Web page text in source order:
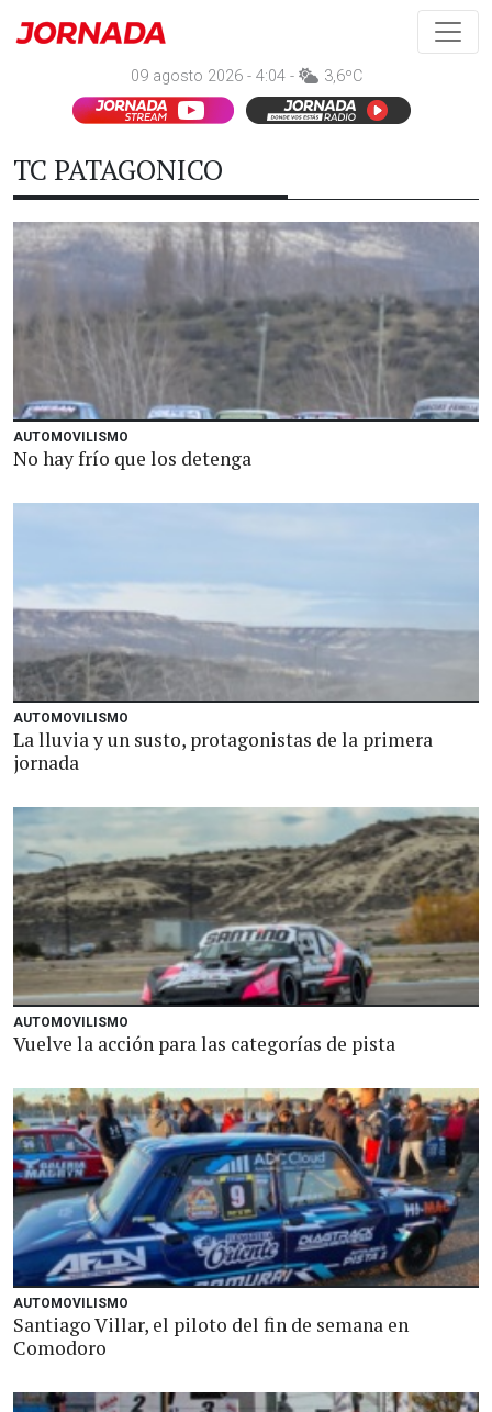
09 agosto 2026 - 4:04 - 3,6ºC
TC PATAGONICO
AUTOMOVILISMO
No hay frío que los detenga
AUTOMOVILISMO
La lluvia y un susto, protagonistas de la primera
jornada
AUTOMOVILISMO
Vuelve la acción para las categorías de pista
AUTOMOVILISMO
Santiago Villar, el piloto del fin de semana en
Comodoro